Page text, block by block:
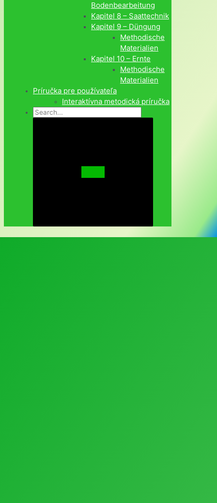
Bodenbearbeitung
Kapitel 8 – Saattechnik
Kapitel 9 – Düngung
Methodische
Materialien
Kapitel 10 – Ernte
Methodische
Materialien
Príručka pre používateľa
Interaktívna metodická príručka